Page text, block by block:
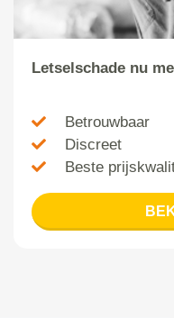
Letselschade nu
Betrouwbaar
Discreet
Beste